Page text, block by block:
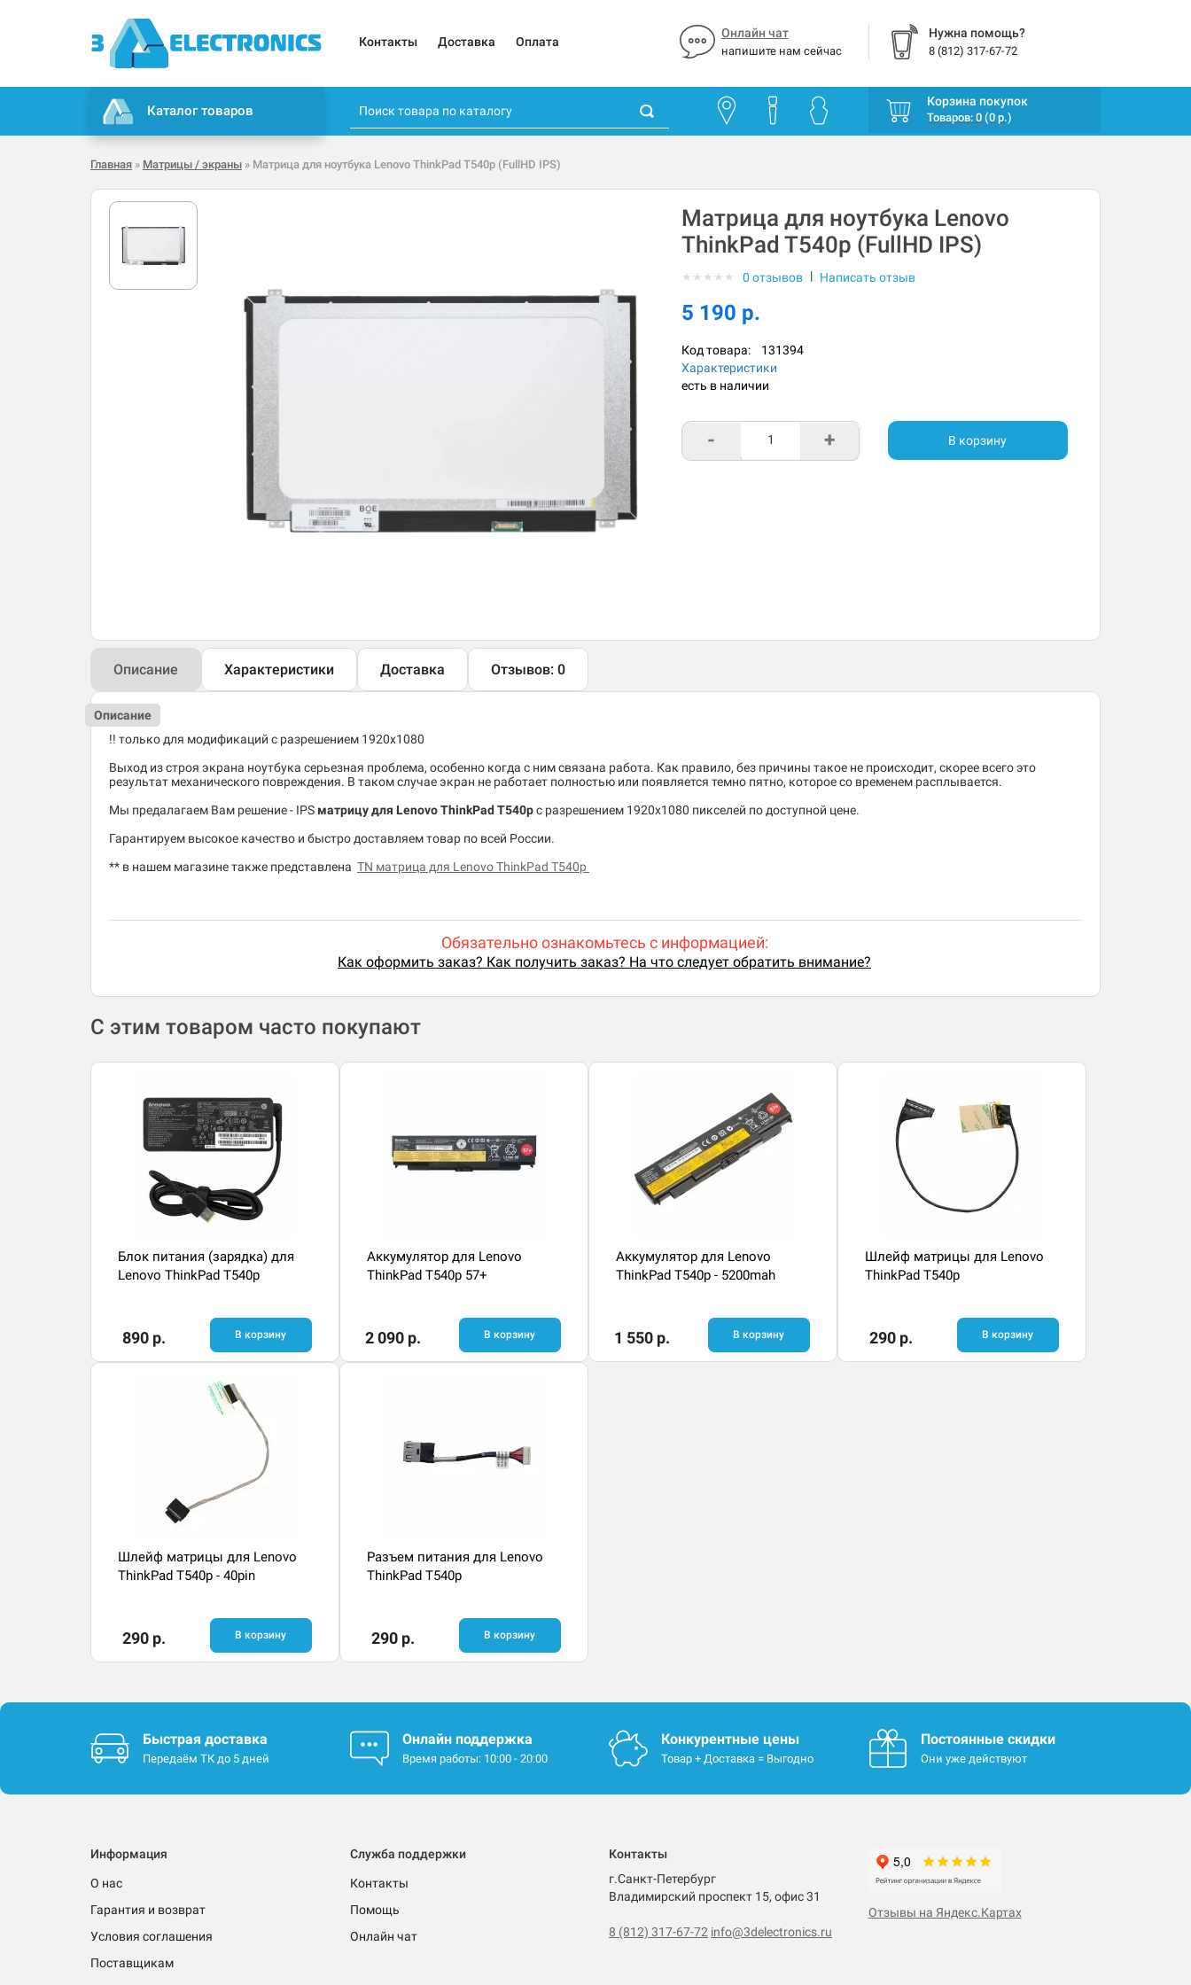
Контакты Доставка Оплата
Онлайн чат
напишите нам сейчас
Нужна помощь?
8 (812) 317-67-72
Каталог товаров
Корзина покупок
Товаров: 0 (0 р.)
Главная » Матрицы / экраны » Матрица для ноутбука Lenovo ThinkPad T540p (FullHD IPS)
Матрица для ноутбука Lenovo
ThinkPad T540p (FullHD IPS)
★ ★ ★ ★ ★ 0 отзывов | Написать отзыв
5 190 р.
Код товара: 131394
Характеристики
есть в наличии
- + В корзину
Описание Характеристики Доставка Отзывов: 0
Описание
!! только для модификаций с разрешением 1920x1080
Выход из строя экрана ноутбука серьезная проблема, особенно когда с ним связана работа. Как правило, без причины такое не происходит, скорее всего это
результат механического повреждения. В таком случае экран не работает полностью или появляется темно пятно, которое со временем расплывается.
Мы предалагаем Вам решение - IPS матрицу для Lenovo ThinkPad T540pc разрешением 1920x1080 пикселей по доступной цене.
Гарантируем высокое качество и быстро доставляем товар по всей России.
** в нашем магазине также представлена TN матрица для Lenovo ThinkPad T540p
Обязательно ознакомьтесь с информацией:
Как оформить заказ? Как получить заказ? На что следует обратить внимание?
С этим товаром часто покупают
Блок питания (зарядка) для
Lenovo ThinkPad T540p
890 р. В корзину
Аккумулятор для Lenovo
ThinkPad T540p 57+
2 090 р. В корзину
Аккумулятор для Lenovo
ThinkPad T540p - 5200mah
1 550 р. В корзину
Шлейф матрицы для Lenovo
ThinkPad T540p
290 р. В корзину
Шлейф матрицы для Lenovo
ThinkPad T540p - 40pin
290 р. В корзину
Разъем питания для Lenovo
ThinkPad T540p
290 р. В корзину
Быстрая доставка
Передаём ТК до 5 дней
Онлайн поддержка
Время работы: 10:00 - 20:00
Конкурентные цены
Товар + Доставка = Выгодно
Постоянные скидки
Они уже действуют
Информация
О нас
Гарантия и возврат
Условия соглашения
Поставщикам
Служба поддержки
Контакты
Помощь
Онлайн чат
Контакты
г.Санкт-Петербург
Владимирский проспект 15, офис 31
8 (812) 317-67-72 info@3delectronics.ru
Отзывы на Яндекс.Картах